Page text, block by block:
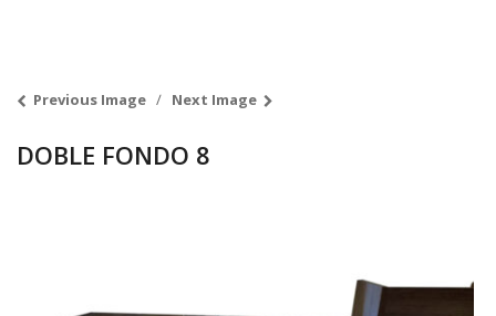
Previous Image Next Image
DOBLE FONDO 8